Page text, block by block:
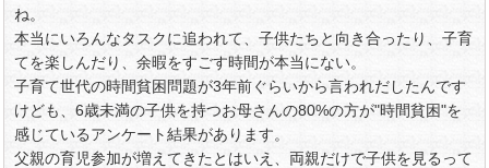
ね。
本当にいろんなタスクに追われて、子供たちと向き合ったり、子育
てを楽しんだり、余暇をすごす時間が本当にない。
子育て世代の時間貧困問題が3年前ぐらいから言われだしたんです
けども、6歳未満の子供を持つお母さんの80%の方が"時間貧困"を
感じているアンケート結果があります。
父親の育児参加が増えてきたとはいえ、両親だけで子供を見るって